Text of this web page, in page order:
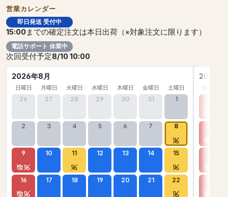
営業カレンダー
即日発送 受付中
15:00までの確定注文は本日出荷（※対象注文に限ります）
電話サポート 休業中
次回受付予定8/10 10:00
2026年8月
日曜日 月曜日 火曜日 水曜日 木曜日 金曜日 土曜日
26 27 28 29 30 31 1
2 3 4 5 6 7 8
9 10 11 12 13 14 15
16 17 18 19 20 21 22
2026年
日曜日